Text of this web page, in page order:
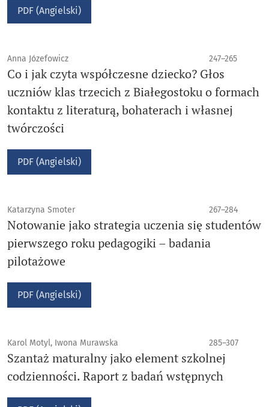
PDF (Angielski)
Anna Józefowicz 247–265
Co i jak czyta współczesne dziecko? Głos
uczniów klas trzecich z Białegostoku o formach
kontaktu z literaturą, bohaterach i własnej
twórczości
PDF (Angielski)
Katarzyna Smoter 267–284
Notowanie jako strategia uczenia się studentów
pierwszego roku pedagogiki – badania
pilotażowe
PDF (Angielski)
Karol Motyl, Iwona Murawska 285–307
Szantaż maturalny jako element szkolnej
codzienności. Raport z badań wstępnych